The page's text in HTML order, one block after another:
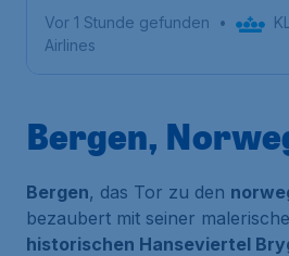
Vor 1 Stunde gefunden •
Airlines
Bergen,
Bergen, das Tor zu den
bezaubert mit seiner
historischen Hanseviertel